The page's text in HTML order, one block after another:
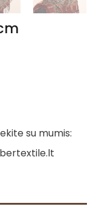
su mumis: